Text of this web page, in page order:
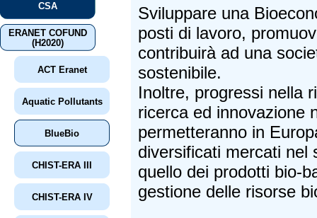
CSA
ERANET COFUND
(H2020)
ACT Eranet
Aquatic Pollutants
BlueBio
CHIST-ERA III
CHIST-ERA IV
Sviluppare una
posti di lavoro,
contribuirà ad una
sostenibile.
Inoltre, progressi nella
ricerca ed innovazione
permetteranno in
diversificati mercati nel
quello dei prodotti bio-
gestione delle risorse